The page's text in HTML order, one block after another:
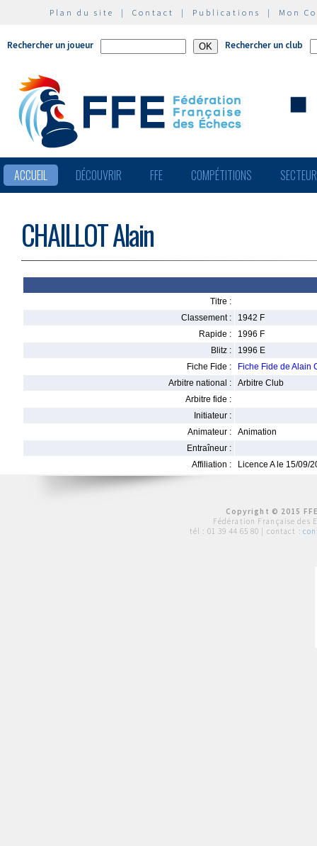
Plan du site | Contact | Publications | Mon
Rechercher un joueur Rechercher un club
ACCUEIL DÉCOUVRIR FFE COMPÉTITIONS
CHAILLOT Alain
Titre :
Classement :
1942 F
Rapide :
1996 F
Blitz :
1996 E
Fiche Fide :
Fiche Fide de Alain
Arbitre national :
Arbitre Club
Arbitre fide :
Initiateur :
Animateur :
Animation
Entraîneur :
Affiliation :
Licence A le 15/09/
Copyright © 2015
Fédération Française des
tél : 01 39 44 65 80 | contact :